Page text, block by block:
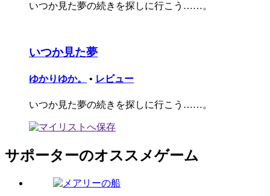
いつか見た夢の続きを探しに行こう……。
いつか見た夢
ゆかりゆか。 • レビュー
いつか見た夢の続きを探しに行こう……。
サポーターのオススメゲーム